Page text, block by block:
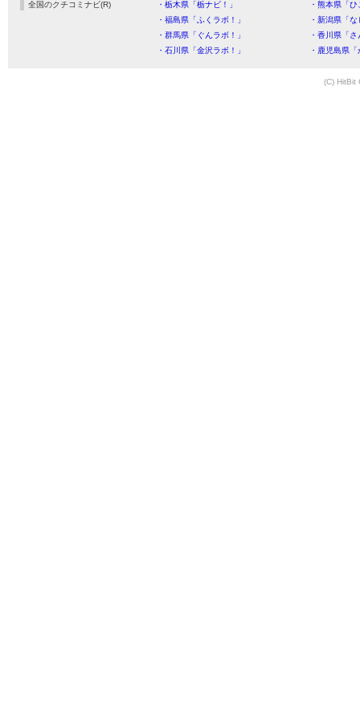
全国のクチコミナビ(R) ・栃木県「栃ナビ！」
・熊本県「
・福島県「ふくラボ！」
・新潟県「
・群馬県「ぐんラボ！」
・香川県「
・石川県「金沢ラボ！」
・鹿児島県
(C) HitBit